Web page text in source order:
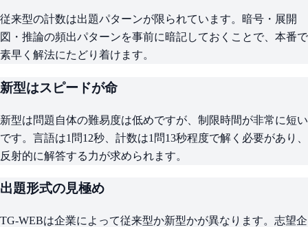
従来型の計数は出題パターンが限られています。暗号・展開
図・推論の頻出パターンを事前に暗記しておくことで、本番で
素早く解法にたどり着けます。
新型はスピードが命
新型は問題自体の難易度は低めですが、制限時間が非常に短い
です。言語は1問12秒、計数は1問13秒程度で解く必要があり、
反射的に解答する力が求められます。
出題形式の見極め
TG-WEBは企業によって従来型か新型かが異なります。志望企